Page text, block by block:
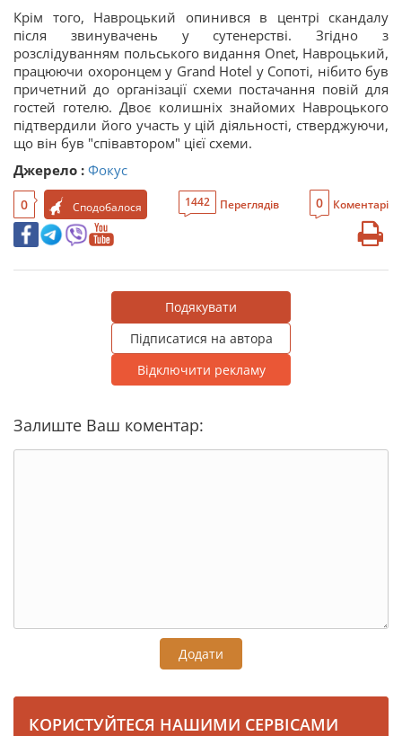
Крім того, Навроцький опинився в центрі скандалу
після звинувачень у сутенерстві. Згідно з
розслідуванням польського видання Onet, Навроцький,
працюючи охоронцем у Grand Hotel у Сопоті, нібито був
причетний до організації схеми постачання повій для
гостей готелю. Двоє колишніх знайомих Навроцького
підтвердили його участь у цій діяльності, стверджуючи,
що він був "співавтором" цієї схеми.
Джерело : Фокус
0 Сподобалося 1442 Переглядів 0 Коментарі
Подякувати
Підписатися на автора
Відключити рекламу
Залиште Ваш коментар:
Додати
КОРИСТУЙТЕСЯ НАШИМИ СЕРВІСАМИ